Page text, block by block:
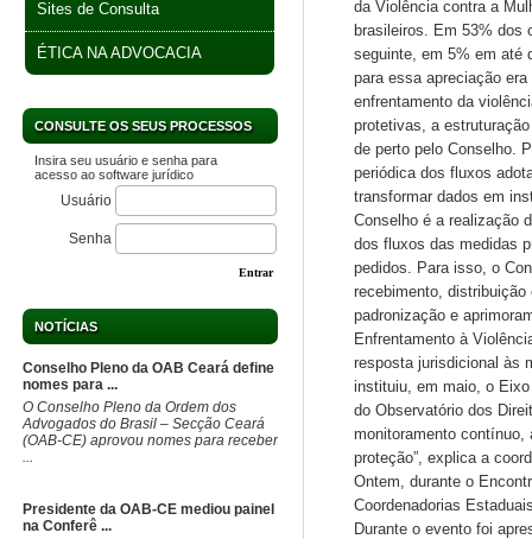
Sites de Consulta
ÉTICA NA ADVOCACIA
CONSULTE OS SEUS PROCESSOS
Insira seu usuário e senha para
acesso ao software jurídico
Usuário
Senha
Entrar
NOTÍCIAS
Conselho Pleno da OAB Ceará define
nomes para ...
O Conselho Pleno da Ordem dos
Advogados do Brasil – Secção Ceará
(OAB-CE) aprovou nomes para receber
...
Presidente da OAB-CE mediou painel
na Conferê ...
da Violência contra a
brasileiros. Em 53% dos
seguinte, em 5% em até
para essa apreciação
enfrentamento da
protetivas, a
de perto pelo Conselho.
periódica dos fluxos
transformar dados em
Conselho é a realização
dos fluxos das medidas
pedidos. Para isso, o
recebimento,
padronização e
Enfrentamento à
resposta jurisdicional às
instituiu, em maio, o
do Observatório dos
monitoramento contínuo,
proteção”, explica a
Ontem, durante o
Coordenadorias
Durante o evento foi